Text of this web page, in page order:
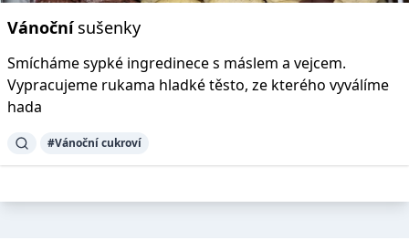
Vánočnísušenky
Smícháme sypké ingredinece s máslem a vejcem.
Vypracujeme rukama hladké těsto, ze kterého vyválíme
hada
#Vánoční cukroví